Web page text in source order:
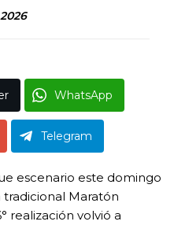
WhatsApp
Telegram
escenario este domingo
Maratón
realización volvió a